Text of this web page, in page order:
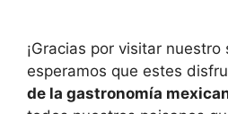
¡Gracias por visitar nuestro
esperamos que estes
de la gastronomía